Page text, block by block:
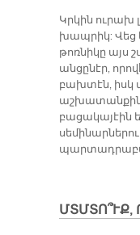
Կրկին ուրախ
խապրիկ: Վեց
թոռնիկը այս
անցընէր,
բախտէն, իսկ
աշխատանքին
բացակայէին
ՄՏՄՏՈ՞ՒՔ,